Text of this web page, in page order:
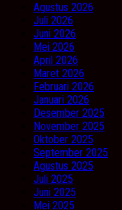
Agustus 2026
Juli 2026
Juni 2026
Mei 2026
April 2026
Maret 2026
Februari 2026
Januari 2026
Desember 2025
November 2025
Oktober 2025
September 2025
Agustus 2025
Juli 2025
Juni 2025
Mei 2025